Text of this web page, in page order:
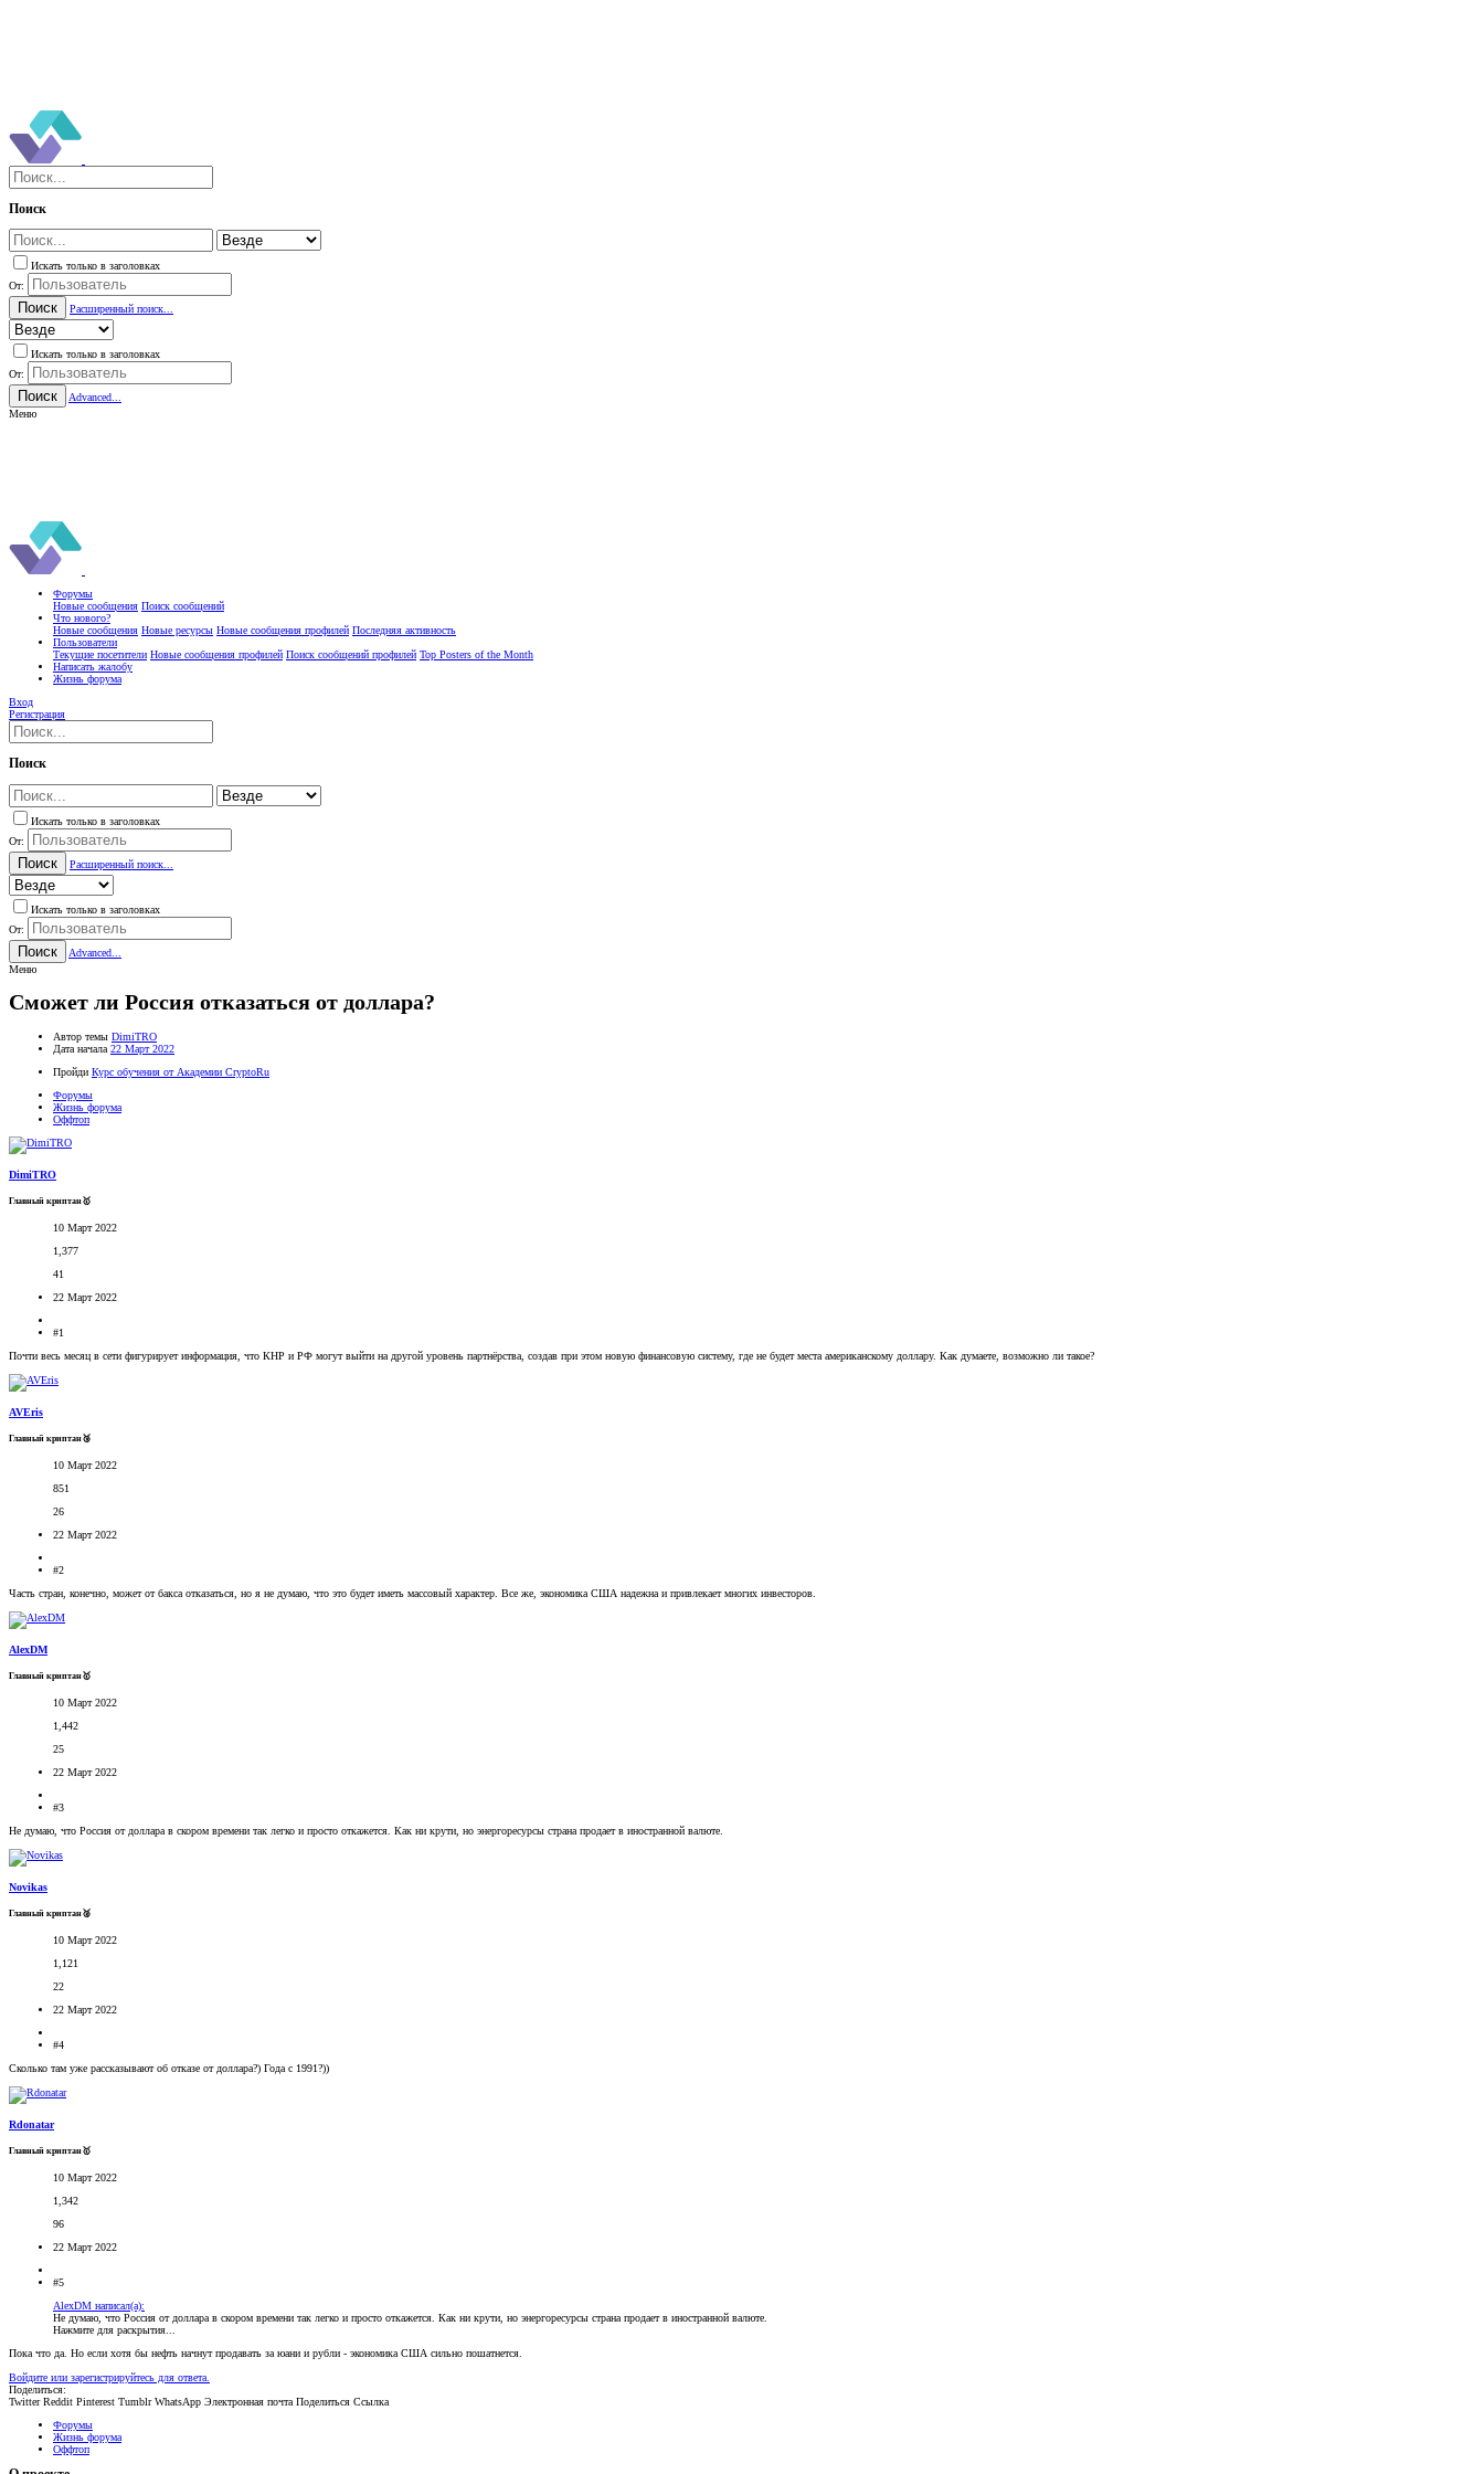
Поиск
Искать только в заголовках
От:
Поиск Расширенный поиск...
Искать только в заголовках
От:
Поиск
Advanced...
Меню
Форумы
Новые сообщения Поиск сообщений
Что нового?
Новые сообщения Новые ресурсы Новые сообщения профилей Последняя активность
Пользователи
Текущие посетители Новые сообщения профилей Поиск сообщений профилей Top Posters of the Month
Написать жалобу
Жизнь форума
Вход
Регистрация
Поиск
Искать только в заголовках
От:
Поиск Расширенный поиск...
Искать только в заголовках
От:
Поиск
Advanced...
Меню
Сможет ли Россия отказаться от доллара?
Автор темы DimiTRO
Дата начала 22 Март 2022
Пройди Курс обучения от Академии CryptoRu
Форумы
Жизнь форума
Оффтоп
DimiTRO
Главный криптан🥇
10 Март 2022
1,377
41
22 Март 2022
#1
Почти весь месяц в сети фигурирует информация, что КНР и РФ могут выйти на другой уровень партнёрства, создав при этом новую финансовую систему, где не будет места американскому доллару. Как думаете, возможно ли такое?
AVEris
Главный криптан🥉
10 Март 2022
851
26
22 Март 2022
#2
Часть стран, конечно, может от бакса отказаться, но я не думаю, что это будет иметь массовый характер. Все же, экономика США надежна и привлекает многих инвесторов.
AlexDM
Главный криптан🥇
10 Март 2022
1,442
25
22 Март 2022
#3
Не думаю, что Россия от доллара в скором времени так легко и просто откажется. Как ни крути, но энергоресурсы страна продает в иностранной валюте.
Novikas
Главный криптан🥈
10 Март 2022
1,121
22
22 Март 2022
#4
Сколько там уже рассказывают об отказе от доллара?) Года с 1991?))
Rdonatar
Главный криптан🥇
10 Март 2022
1,342
96
22 Март 2022
#5
AlexDM написал(а):
Не думаю, что Россия от доллара в скором времени так легко и просто откажется. Как ни крути, но энергоресурсы страна продает в иностранной валюте.
Нажмите для раскрытия...
Пока что да. Но если хотя бы нефть начнут продавать за юани и рубли - экономика США сильно пошатнется.
Войдите или зарегистрируйтесь для ответа.
Поделиться:
Twitter Reddit Pinterest Tumblr WhatsApp Электронная почта Поделиться Ссылка
Форумы
Жизнь форума
Оффтоп